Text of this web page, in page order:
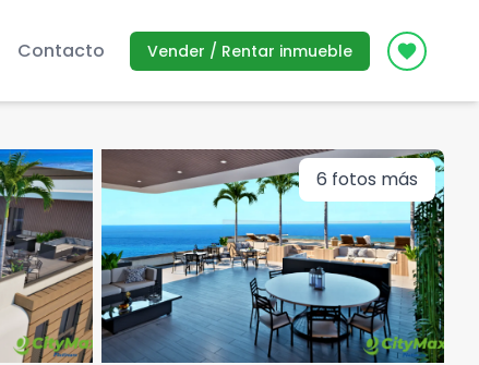
Contacto Vender / Rentar inmueble Icon
6 fotos más